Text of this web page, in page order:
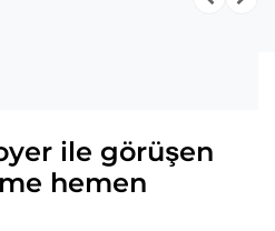
ile görüşen
hemen